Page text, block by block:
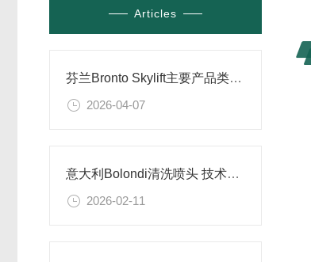
Articles
芬兰Bronto Skylift主要产品类别及应用场景
2026-04-07
意大利Bolondi清洗喷头 技术优势及应用场景解析
2026-02-11